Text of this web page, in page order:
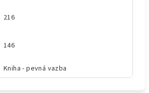
216
146
Kniha - pevná vazba